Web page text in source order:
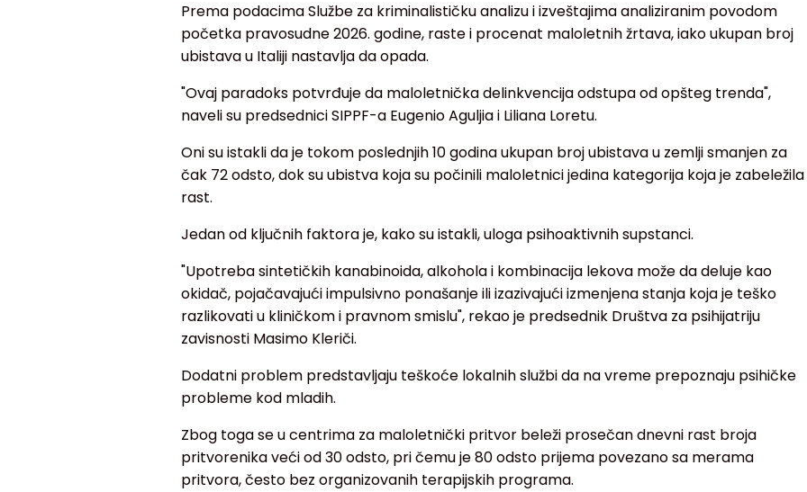
Prema podacima Službe za kriminalističku analizu i izveštajima analiziranim povodom
početka pravosudne 2026. godine, raste i procenat maloletnih žrtava, iako ukupan broj
ubistava u Italiji nastavlja da opada.
"Ovaj paradoks potvrđuje da maloletnička delinkvencija odstupa od opšteg trenda",
naveli su predsednici SIPPF-a Eugenio Aguljia i Liliana Loretu.
Oni su istakli da je tokom poslednjih 10 godina ukupan broj ubistava u zemlji smanjen za
čak 72 odsto, dok su ubistva koja su počinili maloletnici jedina kategorija koja je zabeležila
rast.
Jedan od ključnih faktora je, kako su istakli, uloga psihoaktivnih supstanci.
"Upotreba sintetičkih kanabinoida, alkohola i kombinacija lekova može da deluje kao
okidač, pojačavajući impulsivno ponašanje ili izazivajući izmenjena stanja koja je teško
razlikovati u kliničkom i pravnom smislu", rekao je predsednik Društva za psihijatriju
zavisnosti Masimo Kleriči.
Dodatni problem predstavljaju teškoće lokalnih službi da na vreme prepoznaju psihičke
probleme kod mladih.
Zbog toga se u centrima za maloletnički pritvor beleži prosečan dnevni rast broja
pritvorenika veći od 30 odsto, pri čemu je 80 odsto prijema povezano sa merama
pritvora, često bez organizovanih terapijskih programa.